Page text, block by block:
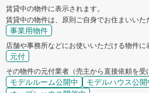
賃貸中の物件に表示されます。
賃貸中の物件は、原則ご自身でお住まいいた
事業用物件
店舗や事務所などにお使いいただける物件に
元付
その物件の元付業者（売主から直接依頼を受
モデルルーム公開中 モデルハウス公開